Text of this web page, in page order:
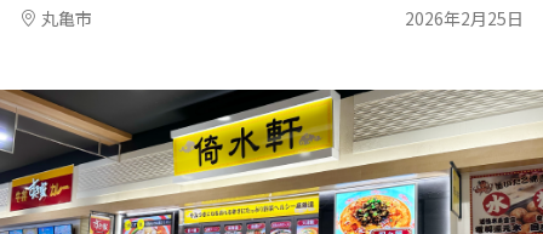
丸亀市 2026年2月25日